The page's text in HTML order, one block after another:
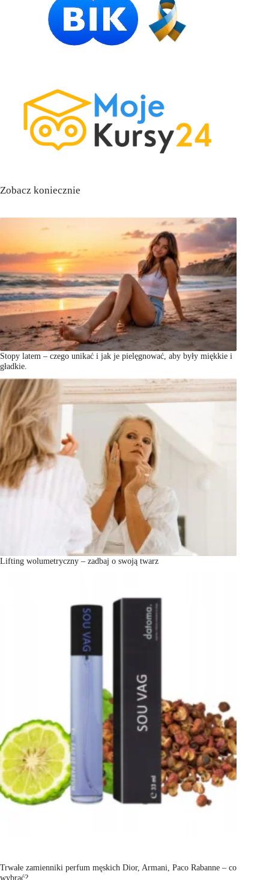
Zobacz koniecznie
Stopy latem – czego unikać i jak je pielęgnować, aby były miękkie i
gładkie.
Lifting wolumetryczny – zadbaj o swoją twarz
Trwałe zamienniki perfum męskich Dior, Armani, Paco Rabanne – co
wybrać?